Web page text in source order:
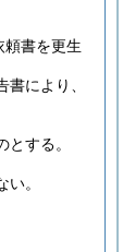
頼書を更生
書により、
する。
。